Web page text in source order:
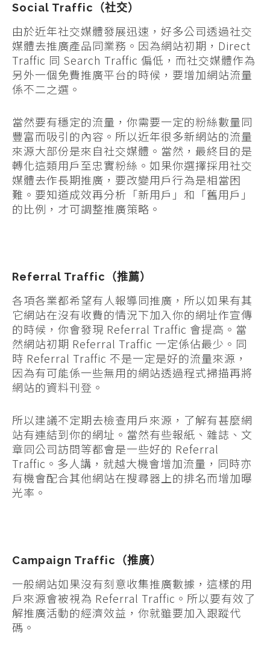
Social Traffic（社交）
由於近年社交媒體發展迅速，好多公司透過社交
媒體去推廣產品同業務。因為網站初期，Direct
Traffic 同 Search Traffic 偏低，而社交媒體作為
另外一個免費推廣平台的時候，要增加網站流量
係不二之選。
當然要有穩定的流量，你需要一定的粉絲數量同
豐富而吸引的內容。所以近年很多新網站的流量
來源大部份是來自社交媒體。當然，最終目的是
轉化這類用戶至忠實粉絲。如果你選擇採用社交
媒體去作長期推廣，要改變用戶行為是相當困
難。要知道成效再分析「新用戶」和「舊用戶」
的比例，才可調整推廣策略。
Referral Traffic（推薦）
各項各業都希望有人報導同推廣，所以如果有其
它網站在沒有收費的情況下加入你的網址作宣傳
的時候，你會發現 Referral Traffic 會提高。當
然網站初期 Referral Traffic 一定係佔最少。同
時 Referral Traffic 不是一定是好的流量來源，
因為有可能係一些無用的網站透過程式掃描再將
網站的資料刊登。
所以建議不定期去檢查用戶來源，了解有甚麼網
站有連結到你的網址。當然有些報紙、雜誌、文
章同公司訪問等都會是一些好的 Referral
Traffic。多人講，就越大機會增加流量，同時亦
有機會配合其他網站在搜尋器上的排名而增加曝
光率。
Campaign Traffic（推廣）
一般網站如果沒有刻意收集推廣數據，這樣的用
戶來源會被視為 Referral Traffic。所以要有效了
解推廣活動的經濟效益，你就雖要加入跟蹤代
碼。